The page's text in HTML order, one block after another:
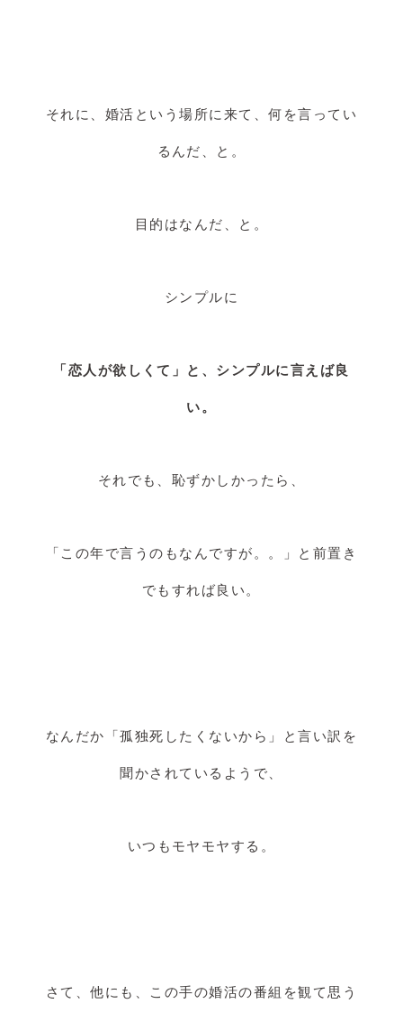
それに、婚活という場所に来て、何を言ってい
るんだ、と。
目的はなんだ、と。
シンプルに
「恋人が欲しくて」と、シンプルに言えば良
い。
それでも、恥ずかしかったら、
「この年で言うのもなんですが。。」と前置き
でもすれば良い。
なんだか「孤独死したくないから」と言い訳を
聞かされているようで、
いつもモヤモヤする。
さて、他にも、この手の婚活の番組を観て思う